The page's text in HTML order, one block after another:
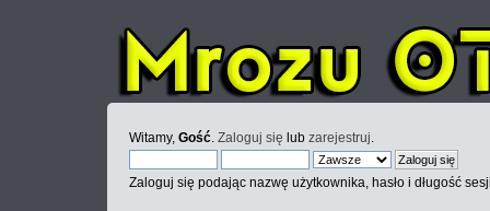
Witamy, Gość Zaloguj się lub zarejestruj
Zaloguj się podając nazwę użytkownika, hasło i długość